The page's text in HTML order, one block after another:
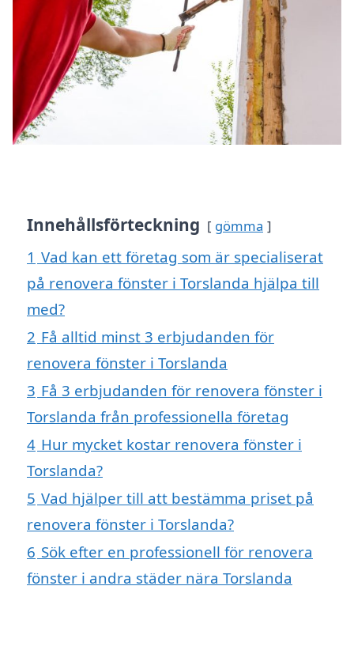
Innehållsförteckning gömma
1 Vad kan ett företag som är specialiserat
på renovera fönster i Torslanda hjälpa till
med?
2 Få alltid minst 3 erbjudanden för
renovera fönster i Torslanda
3 Få 3 erbjudanden för renovera fönster i
Torslanda från professionella företag
4 Hur mycket kostar renovera fönster i
Torslanda?
5 Vad hjälper till att bestämma priset på
renovera fönster i Torslanda?
6 Sök efter en professionell för renovera
fönster i andra städer nära Torslanda